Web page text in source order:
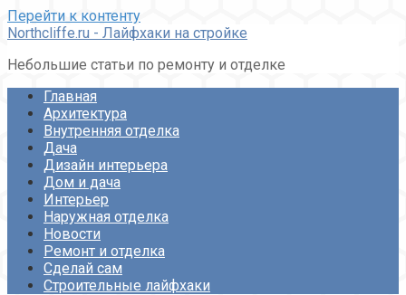
Перейти к контенту
Northcliffe.ru - Лайфхаки на стройке
Небольшие статьи по ремонту и отделке
Главная
Архитектура
Внутренняя отделка
Дача
Дизайн интерьера
Дом и дача
Интерьер
Наружная отделка
Новости
Ремонт и отделка
Сделай сам
Строительные лайфхаки